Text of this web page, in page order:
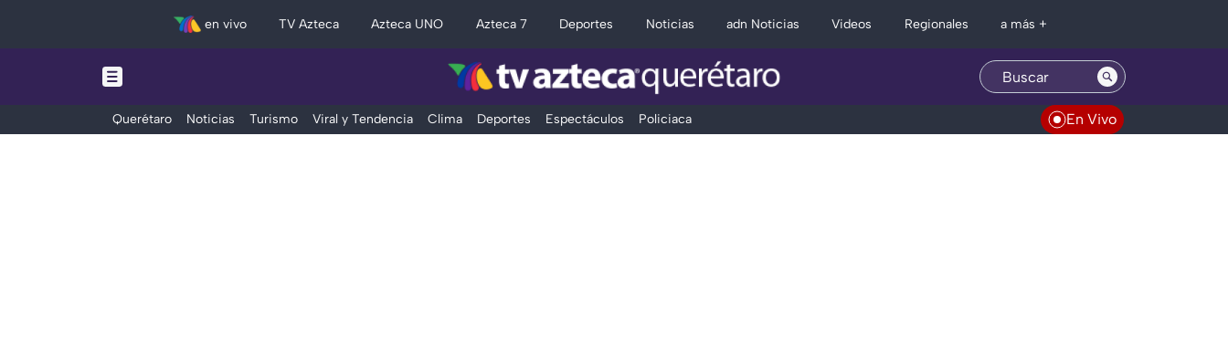
en vivo TV Azteca Azteca UNO Azteca 7 Deportes Noticias adn Noticias Videos Regionales a más +
Querétaro Noticias Turismo Viral y Tendencia Clima Deportes Espectáculos Policiaca En Vivo